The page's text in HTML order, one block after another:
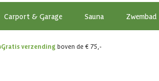
Carport & Garage Sauna Zwembad
Gratis verzending boven de € 75,-